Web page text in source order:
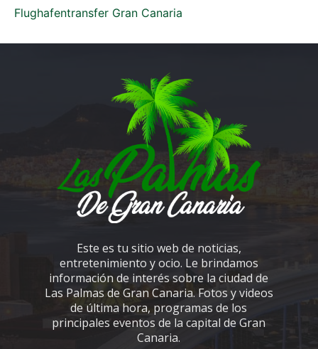
Flughafentransfer Gran Canaria
Este es tu sitio web de noticias,
entretenimiento y ocio. Le brindamos
información de interés sobre la ciudad de
Las Palmas de Gran Canaria. Fotos y videos
de última hora, programas de los
principales eventos de la capital de Gran
Canaria.